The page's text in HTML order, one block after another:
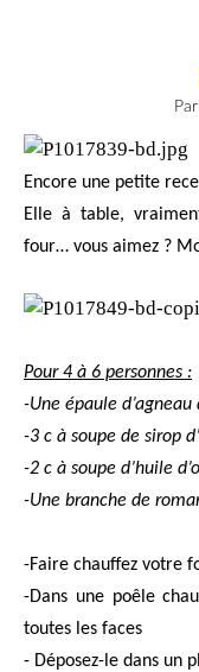
Encore une petite
Elle à table,
four… vous aimez ?
Pour 4 à 6 personnes :
-Une épaule d’agneau
-3 c à soupe de sirop
-2 c à soupe d’huile
-Une branche de
-Faire chauffez votre
-Dans une poêle
toutes les faces
- Déposez-le dans un